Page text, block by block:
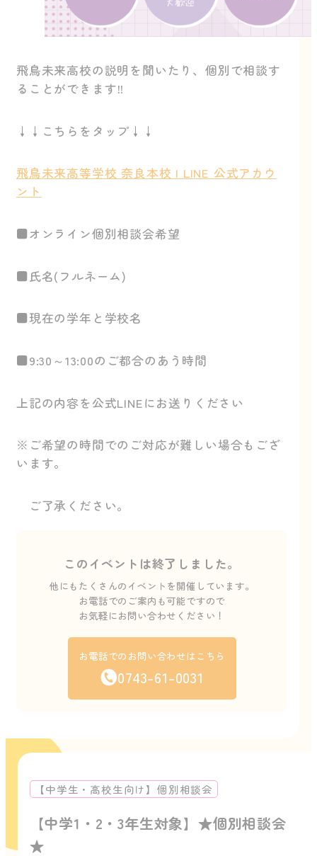
飛鳥未来高校の説明を聞いたり、個別で相談す
ることができます‼
↓↓こちらをタップ↓↓
飛鳥未来高等学校 奈良本校 | LINE 公式アカウ
ント
■オンライン個別相談会希望
■氏名(フルネーム)
■現在の学年と学校名
■9:30～13:00のご都合のあう時間
上記の内容を公式LINEにお送りください
※ご希望の時間でのご対応が難しい場合もござ
います。
ご了承ください。
このイベントは終了しました。
他にもたくさんのイベントを開催しています。
お電話でのご案内も可能ですので
お気軽にお問い合わせください！
お電話でのお問い合わせはこちら
0743-61-0031
【中学1・2・3年生対象】★個別相談会
★
【中学生・高校生向け】個別相談会